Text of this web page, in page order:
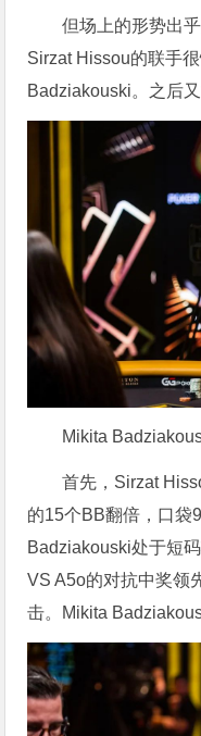
但场上的形势出
Sirzat Hissou的联手
Badziakouski。之后
Mikita
首先，Sirzat
的15个BB翻倍，口袋
Badziakouski处于短
VS A5o的对抗中奖领
击。Mikita